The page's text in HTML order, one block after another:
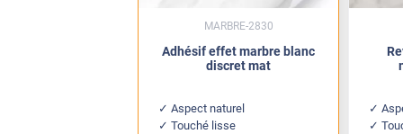
Adhésif effet marbre blanc
discret mat
Aspect naturel
Touché lisse
MARBRE-2830